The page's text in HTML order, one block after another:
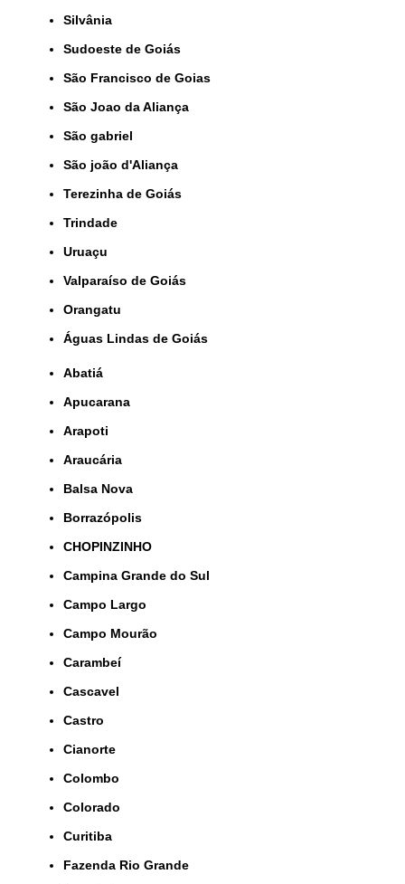
Silvânia
Sudoeste de Goiás
São Francisco de Goias
São Joao da Aliança
São gabriel
São joão d'Aliança
Terezinha de Goiás
Trindade
Uruaçu
Valparaíso de Goiás
orangatu
Águas Lindas de Goiás
Abatiá
Apucarana
Arapoti
Araucária
Balsa Nova
Borrazópolis
CHOPINZINHO
Campina Grande do Sul
Campo Largo
Campo Mourão
Carambeí
Cascavel
Castro
Cianorte
Colombo
Colorado
Curitiba
Fazenda Rio Grande